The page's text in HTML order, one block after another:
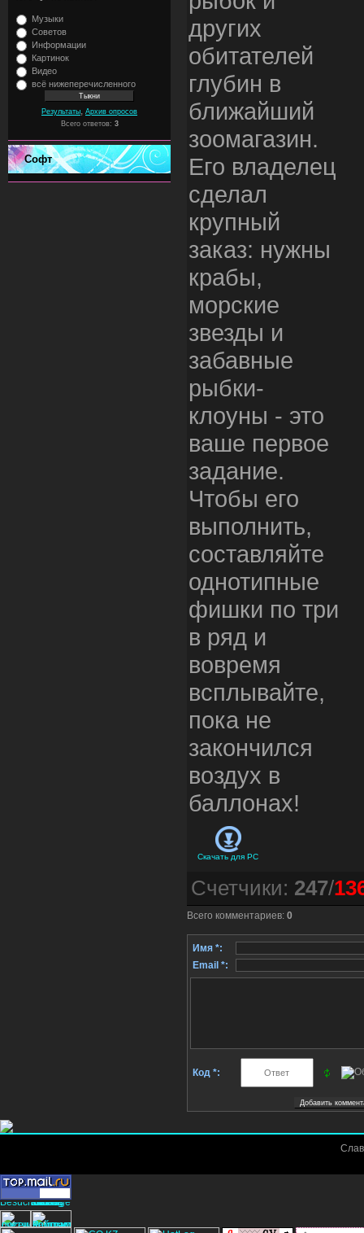
Музыки
Советов
Информации
Картинок
Видео
всё нижеперечисленного
Результаты Архив опросов
Всего ответов: 3
Софт
других
обитателей
глубин в
ближайший
зоомагазин.
Его владелец
сделал
крупный
заказ: нужны
крабы,
морские
звезды и
забавные
рыбки-
клоуны - это
ваше первое
задание.
Чтобы его
выполнить,
составляйте
однотипные
фишки по три
в ряд и
вовремя
всплывайте,
пока не
закончился
воздух в
баллонах!
Скачать для PC
Счетчики: 247/
Всего комментариев: 0
Имя *:
Email *:
Код *: